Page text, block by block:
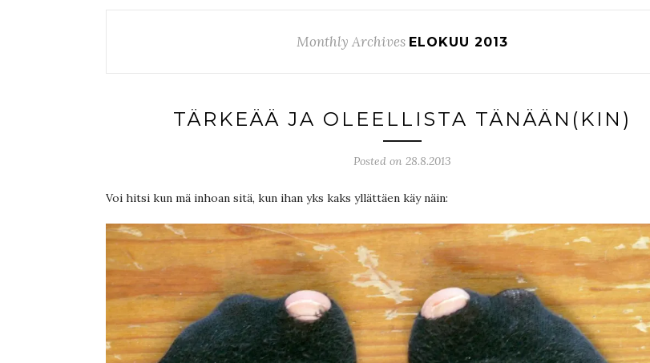
Monthly Archives ELOKUU 2013
TÄRKEÄÄ JA OLEELLISTA TÄNÄÄN(KIN)
Posted on 28.8.2013
Voi hitsi kun mä inhoan sitä, kun ihan yks kaks yllättäen käy näin: